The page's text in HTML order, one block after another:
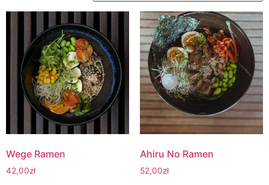
Wege Ramen
42,00zł
Ahiru No Ramen
52,00zł